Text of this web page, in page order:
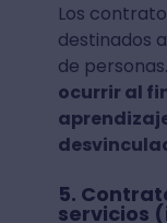
Los
destinados
de personas.
ocurrir al
5.
servicios